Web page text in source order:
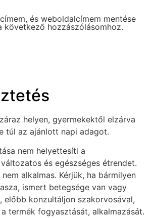
és weboldalcímem mentése
következő hozzászólásomhoz.
helyen, gyermekektől elzárva
túl az ajánlott napi adagot.
nem helyettesíti a
és egészséges étrendet.
alkalmas. Kérjük, ha bármilyen
ismert betegsége van vagy
előbb konzultáljon szakorvosával,
termék fogyasztását, alkalmazását.